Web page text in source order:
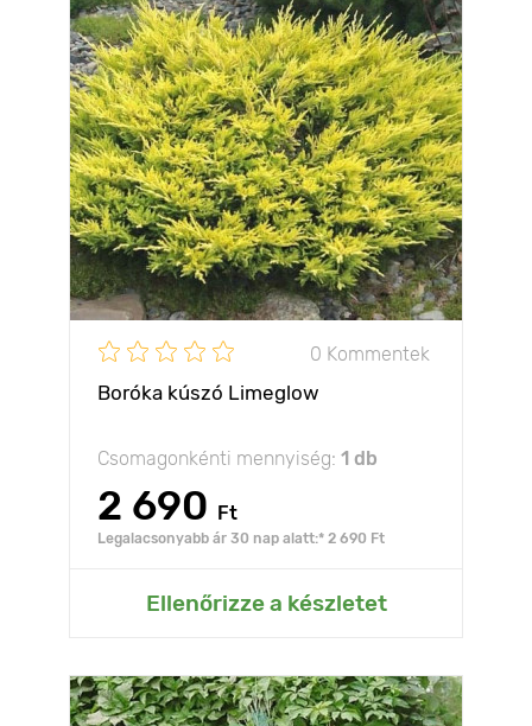
0 Kommentek
Boróka kúszó Limeglow
Csomagonkénti mennyiség: 1 db
2 690 Ft
Legalacsonyabb ár 30 nap alatt:* 2 690 Ft
Ellenőrizze a készletet